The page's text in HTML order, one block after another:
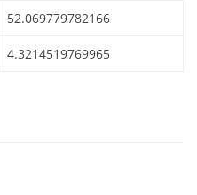
52.069779782166
4.3214519769965